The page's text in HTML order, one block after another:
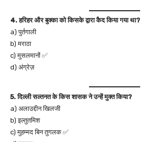
4. हरिहर और बुक्का को किसके द्वारा कैद किया गया था?
a) पुर्तगाली
b) मराठा
c) मुसलमानों ✅
d) अंग्रेज़
5. दिल्ली सल्तनत के किस शासक ने उन्हें मुक्त किया?
a) अलाउद्दीन खिलजी
b) इल्तुतमिश
c) मुहम्मद बिन तुगलक ✅